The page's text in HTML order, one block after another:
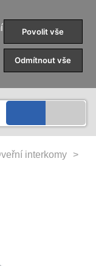
interkomy
>
Povolit vše
Odmítnout vše